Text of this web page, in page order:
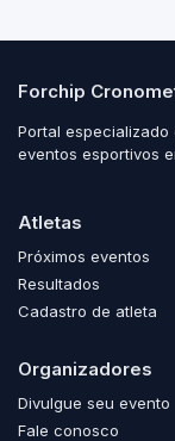
Forchip
Portal
eventos esportivos
Atletas
Próximos eventos
Resultados
Cadastro de atleta
Organizadores
Divulgue seu evento
Fale conosco